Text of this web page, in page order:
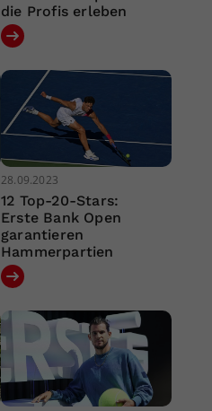
die Profis erleben
28.09.2023
12 Top-20-Stars:
Erste Bank Open
garantieren
Hammerpartien